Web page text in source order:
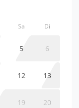
Sa Di
5 6
12 13
19 20